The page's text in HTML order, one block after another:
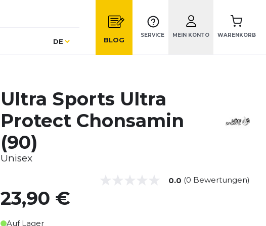
Sprache
DE BLOG
SERVICE MEIN KONTO WARENKORB
Ultra Sports Ultra
Protect Chonsamin
(90)
Unisex
0.0 (0 Bewertungen)
23,90 €
Auf Lager